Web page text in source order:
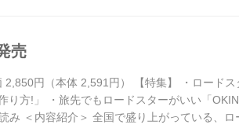
売
円（本体 2,591円） 【特集】 ・ロードス
方!」 ・旅先でもロードスターがいい「
＜内容紹介＞ 全国で盛り上がっている、ロ